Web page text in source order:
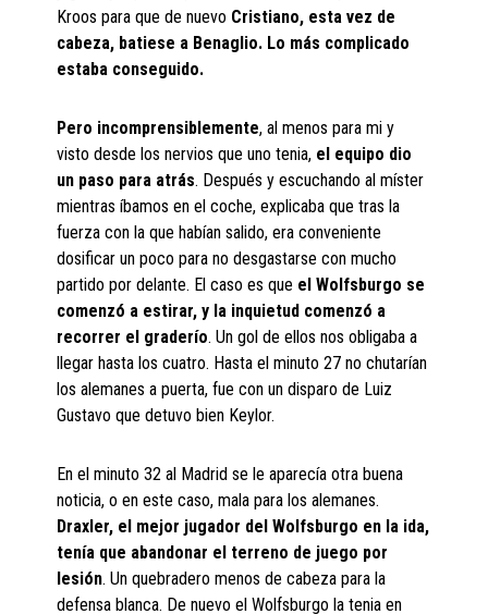
Kroos para que de nuevo Cristiano, esta vez de
cabeza, batiese a Benaglio. Lo más complicado
estaba conseguido.
Pero incomprensiblemente, al menos para mi y
visto desde los nervios que uno tenia, el equipo dio
un paso para atrás. Después y escuchando al míster
mientras íbamos en el coche, explicaba que tras la
fuerza con la que habían salido, era conveniente
dosificar un poco para no desgastarse con mucho
partido por delante. El caso es que el Wolfsburgo se
comenzó a estirar, y la inquietud comenzó a
recorrer el graderío. Un gol de ellos nos obligaba a
llegar hasta los cuatro. Hasta el minuto 27 no chutarían
los alemanes a puerta, fue con un disparo de Luiz
Gustavo que detuvo bien Keylor.
En el minuto 32 al Madrid se le aparecía otra buena
noticia, o en este caso, mala para los alemanes.
Draxler, el mejor jugador del Wolfsburgo en la ida,
tenía que abandonar el terreno de juego por
lesión. Un quebradero menos de cabeza para la
defensa blanca. De nuevo el Wolfsburgo la tenia en